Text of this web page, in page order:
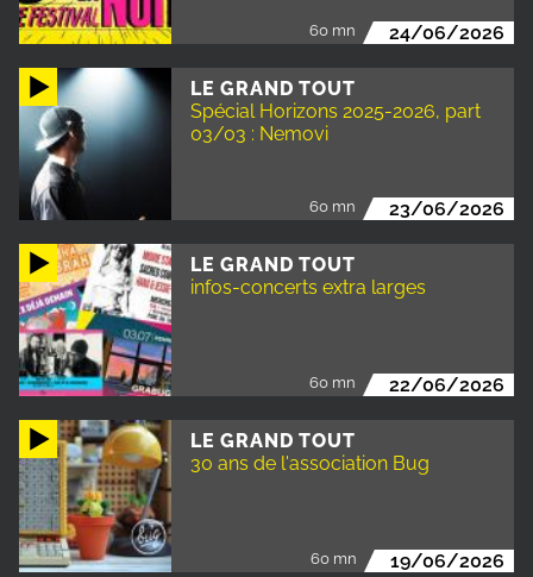
60 mn 24/06/2026
LE GRAND TOUT
Spécial Horizons 2025-2026, part
03/03 : Nemovi
60 mn 23/06/2026
LE GRAND TOUT
infos-concerts extra larges
60 mn 22/06/2026
LE GRAND TOUT
30 ans de l'association Bug
60 mn 19/06/2026